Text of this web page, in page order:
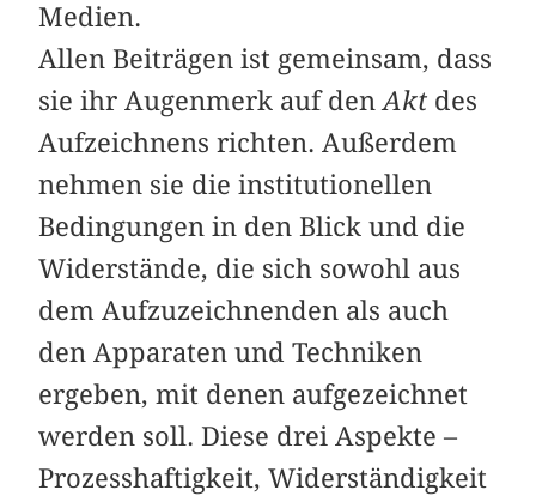
Medien.
Allen Beiträgen ist gemeinsam, dass
sie ihr Augenmerk auf denAkt des
Aufzeichnens richten. Außerdem
nehmen sie die institutionellen
Bedingungen in den Blick und die
Widerstände, die sich sowohl aus
dem Aufzuzeichnenden als auch
den Apparaten und Techniken
ergeben, mit denen aufgezeichnet
werden soll. Diese drei Aspekte –
Prozesshaftigkeit, Widerständigkeit